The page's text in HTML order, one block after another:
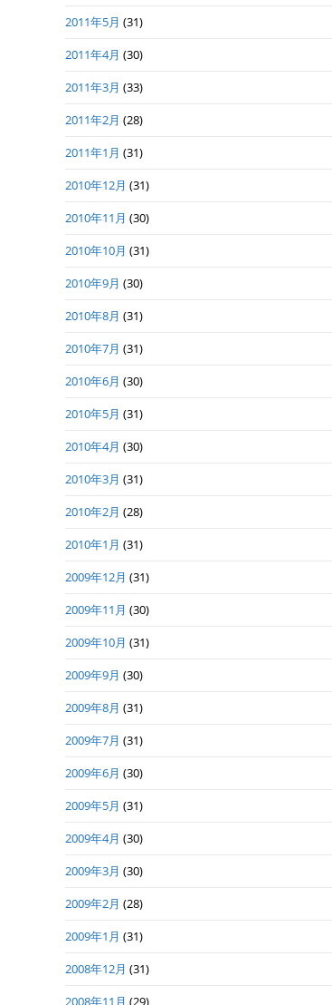
2011年5月 (31)
2011年4月 (30)
2011年3月 (33)
2011年2月 (28)
2011年1月 (31)
2010年12月 (31)
2010年11月 (30)
2010年10月 (31)
2010年9月 (30)
2010年8月 (31)
2010年7月 (31)
2010年6月 (30)
2010年5月 (31)
2010年4月 (30)
2010年3月 (31)
2010年2月 (28)
2010年1月 (31)
2009年12月 (31)
2009年11月 (30)
2009年10月 (31)
2009年9月 (30)
2009年8月 (31)
2009年7月 (31)
2009年6月 (30)
2009年5月 (31)
2009年4月 (30)
2009年3月 (30)
2009年2月 (28)
2009年1月 (31)
2008年12月 (31)
2008年11月 (29)